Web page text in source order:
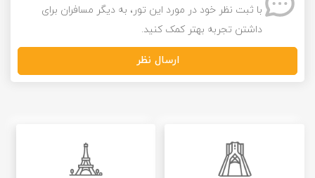
با ثبت نظر خود در مورد این تور، به دیگر مسافران برای
داشتن تجربه بهتر کمک کنید.
ارسال نظر